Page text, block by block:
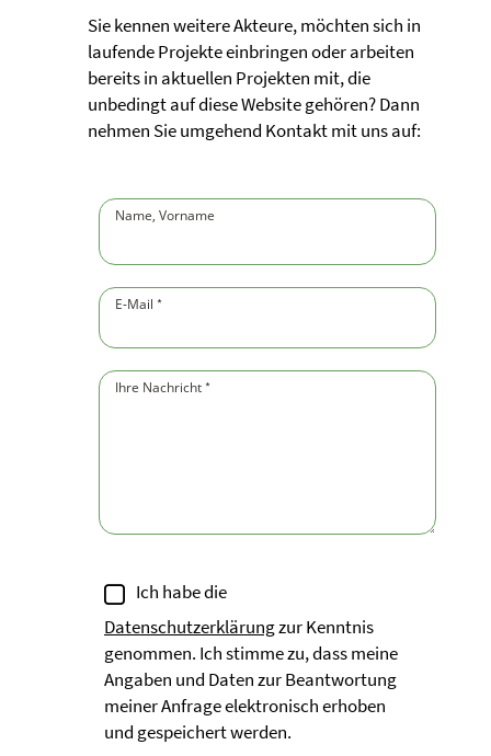
Sie kennen weitere Akteure, möchten sich in
laufende Projekte einbringen oder arbeiten
bereits in aktuellen Projekten mit, die
unbedingt auf diese Website gehören? Dann
nehmen Sie umgehend Kontakt mit uns auf:
Name, Vorname
E-Mail *(Pflichtfeld)
Ihre Nachricht *(Pflichtfeld)
Ich habe die
Datenschutzerklärungzur Kenntnis
genommen. Ich stimme zu, dass meine
Angaben und Daten zur Beantwortung
meiner Anfrage elektronisch erhoben
und gespeichert werden.